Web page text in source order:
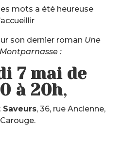
mots a été heureuse
son dernier roman Une
:
7 mai de
à 20h,
Saveurs, 36, rue Ancienne,